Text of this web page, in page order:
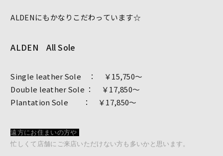
ALDENにもかなりこだわっています☆
ALDEN All Sole
Single leather Sole ： ￥15,750～
Double leather Sole ： ￥17,850～
Plantation Sole ： ￥17,850～
遠方にお住まいの方や
忙しくて店舗にご来店いただけない方も多いかと思います。